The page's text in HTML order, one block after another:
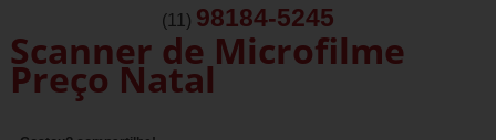
(11) 98184-5245
Scanner de Microfilme
Preço Natal